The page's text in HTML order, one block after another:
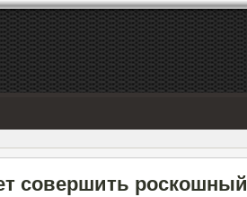
совершить роскошный